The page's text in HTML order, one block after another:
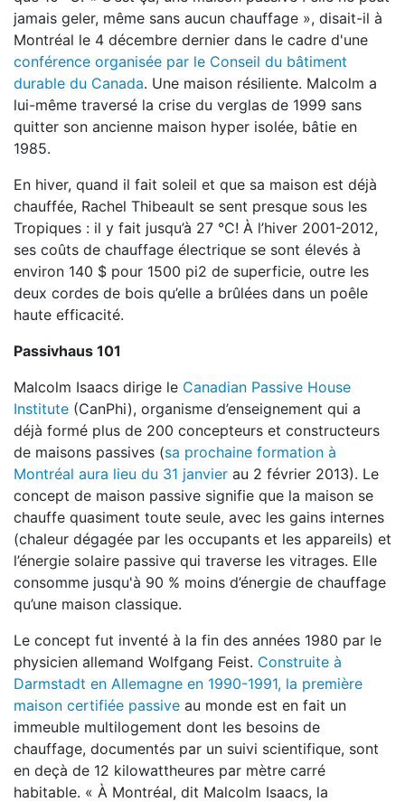
jamais geler, même sans aucun chauffage », disait-il à
Montréal le 4 décembre dernier dans le cadre d'une
conférence organisée par le Conseil du bâtiment
durable du Canada. Une maison résiliente. Malcolm a
lui-même traversé la crise du verglas de 1999 sans
quitter son ancienne maison hyper isolée, bâtie en
1985.
En hiver, quand il fait soleil et que sa maison est déjà
chauffée, Rachel Thibeault se sent presque sous les
Tropiques : il y fait jusqu’à 27 °C! À l’hiver 2001-2012,
ses coûts de chauffage électrique se sont élevés à
environ 140 $ pour 1500 pi2 de superficie, outre les
deux cordes de bois qu’elle a brûlées dans un poêle
haute efficacité.
Passivhaus 101
Malcolm Isaacs dirige le Canadian Passive House
Institute (CanPhi), organisme d’enseignement qui a
déjà formé plus de 200 concepteurs et constructeurs
de maisons passives (sa prochaine formation à
Montréal aura lieu du 31 janvier au 2 février 2013). Le
concept de maison passive signifie que la maison se
chauffe quasiment toute seule, avec les gains internes
(chaleur dégagée par les occupants et les appareils) et
l’énergie solaire passive qui traverse les vitrages. Elle
consomme jusqu'à 90 % moins d’énergie de chauffage
qu’une maison classique.
Le concept fut inventé à la fin des années 1980 par le
physicien allemand Wolfgang Feist. Construite à
Darmstadt en Allemagne en 1990-1991, la première
maison certifiée passive au monde est en fait un
immeuble multilogement dont les besoins de
chauffage, documentés par un suivi scientifique, sont
en deçà de 12 kilowattheures par mètre carré
habitable. « À Montréal, dit Malcolm Isaacs, la